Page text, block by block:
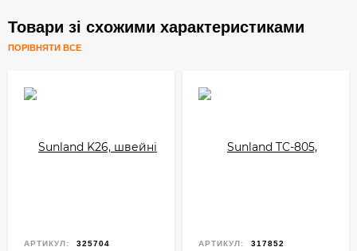
Товари зі схожими характеристиками
ПОРІВНЯТИ ВСЕ
АРТИКУЛ: 325704 АРТИКУЛ: 317852